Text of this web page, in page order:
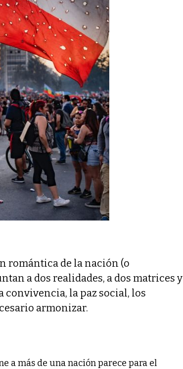
romántica de la nación (o
a dos realidades, a dos matrices y
convivencia, la paz social, los
armonizar.
a más de una nación parece para el